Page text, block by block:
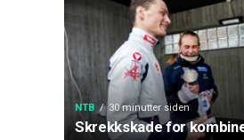
NTB 30 minutter siden
Skrekkskade for